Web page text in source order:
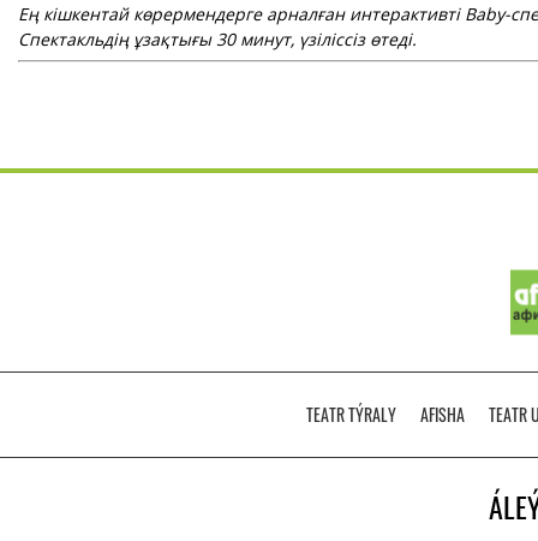
Ең кішкентай көрермендерге арналған интерактивті Baby-
Спектакльдің ұзақтығы 30 минут, үзіліссіз өтеді.
TEATR TÝRALY AFISHA TEATR